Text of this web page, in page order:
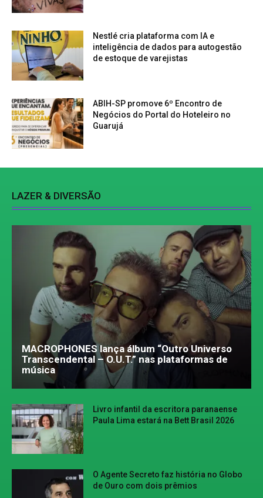
Nestlé cria plataforma com IA e
inteligência de dados para autogestão
de estoque de varejistas
ABIH-SP promove 6º Encontro de
Negócios do Portal do Hoteleiro no
Guarujá
LAZER & DIVERSÃO
MACROPHONES lança álbum “Outro Universo
Transcendental – O.U.T.” nas plataformas de
música
Livro infantil da escritora paranaense
Paula Lima estará na Bett Brasil 2026
O Agente Secreto faz história no Globo
de Ouro com dois prêmios